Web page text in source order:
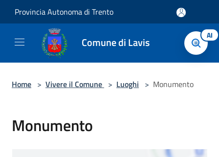
Provincia Autonoma di Trento
Comune di Lavis AI
Home > Vivere il Comune > Luoghi > Monumento
Monumento